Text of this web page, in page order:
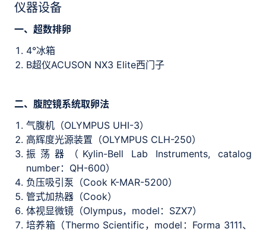
仪器设备
一、超数排卵
4°冰箱
B超仪ACUSON NX3 Elite西门子
二、腹腔镜系统取卵法
气腹机（OLYMPUS UHI-3）
高辉度光源装置（OLYMPUS CLH-250）
振荡器（Kylin-Bell Lab Instruments, catalog
number：QH-600）
负压吸引泵（Cook K-MAR-5200）
管式加热器（Cook）
体视显微镜（Olympus，model：SZX7）
培养箱（Thermo Scientific，model：Forma 3111、